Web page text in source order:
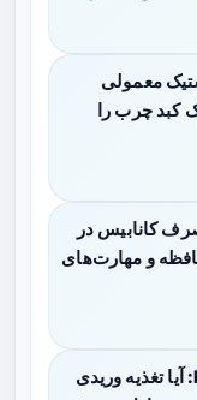
معمولی
کبد چرب را
کانابیس در
و مهارت‌های
طرح‌آزمایی PROGAIN: آیا تغذیه وریدی